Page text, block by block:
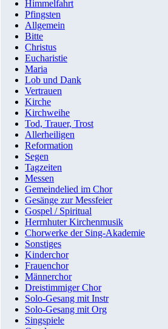
Himmelfahrt
Pfingsten
Allgemein
Bitte
Christus
Eucharistie
Maria
Lob und Dank
Vertrauen
Kirche
Kirchweihe
Tod, Trauer, Trost
Allerheiligen
Reformation
Segen
Tagzeiten
Messen
Gemeindelied im Chor
Gesänge zur Messfeier
Gospel / Spiritual
Herrnhuter Kirchenmusik
Chorwerke der Sing-Akademie
Sonstiges
Kinderchor
Frauenchor
Männerchor
Dreistimmiger Chor
Solo-Gesang mit Instr
Solo-Gesang mit Org
Singspiele